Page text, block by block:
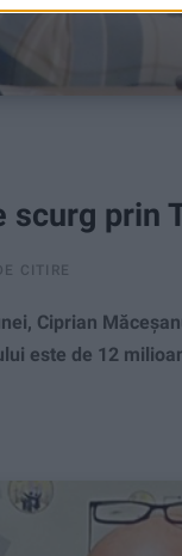
scurg prin
CITIRE
Ciprian
este de 12